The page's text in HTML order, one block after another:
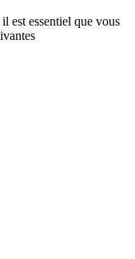
est essentiel que vous